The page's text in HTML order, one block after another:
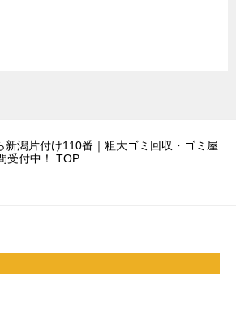
新潟片付け110番｜粗大ゴミ回収・ゴミ屋
受付中！
TOP